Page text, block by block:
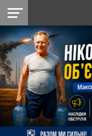
НІКОПОЛЬ
РАЙОН
СІЧЕСЛАВСЬКА
УКРАЇНА
РЕТРО
НІКОПОЛЬ
ЛАЙТ
УКРАЇНА
ДОПОМОГА
РАДІО